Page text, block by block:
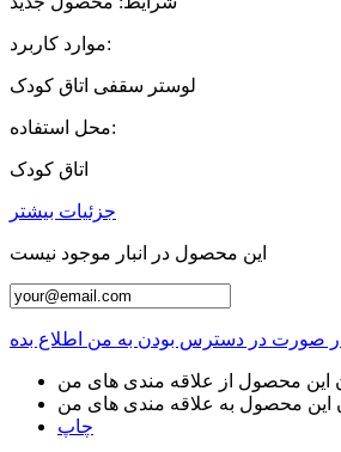
موارد کاربرد:
لوستر سقفی اتاق کودک
محل استفاده:
اتاق کودک
جزئیات بیشتر
این محصول در انبار موجود نیست
صورت در دسترس بودن به من اطلاع بده
محصول از علاقه مندی های من
این محصول به علاقه مندی های من
چاپ